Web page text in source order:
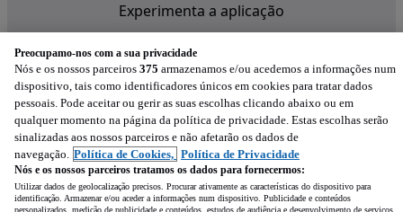
Experimenta a aplicação
Preocupamo-nos com a sua privacidade
Nós e os nossos parceiros 375 armazenamos e/ou acedemos a informações num
dispositivo, tais como identificadores únicos em cookies para tratar dados
pessoais. Pode aceitar ou gerir as suas escolhas clicando abaixo ou em
qualquer momento na página da política de privacidade. Estas escolhas serão
sinalizadas aos nossos parceiros e não afetarão os dados de
navegação. Política de Cookies, Política de Privacidade
Nós e os nossos parceiros tratamos os dados para fornecermos:
Utilizar dados de geolocalização precisos. Procurar ativamente as características do dispositivo para
identificação. Armazenar e/ou aceder a informações num dispositivo. Publicidade e conteúdos
personalizados, medição de publicidade e conteúdos, estudos de audiência e desenvolvimento de serviços.